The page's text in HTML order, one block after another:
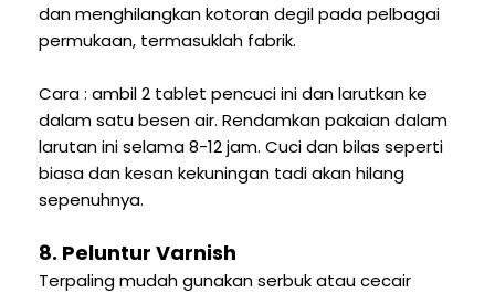
dan menghilangkan kotoran degil pada pelbagai
permukaan, termasuklah fabrik.
Cara : ambil 2 tablet pencuci ini dan larutkan ke
dalam satu besen air. Rendamkan pakaian dalam
larutan ini selama 8-12 jam. Cuci dan bilas seperti
biasa dan kesan kekuningan tadi akan hilang
sepenuhnya.
8. Peluntur Varnish
Terpaling mudah gunakan serbuk atau cecair